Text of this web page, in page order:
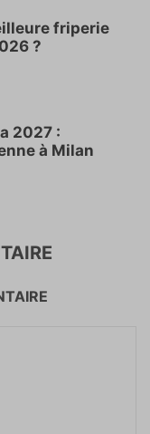
friperie
?
2027 :
à Milan